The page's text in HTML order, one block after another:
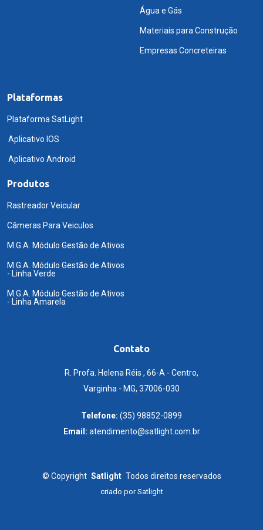
Água e Gás
Materiais para Construção
Empresas Concreteiras
Plataformas
Plataforma SatLight
Aplicativo IOS
Aplicativo Android
Produtos
Rastreador Veicular
Câmeras Para Veiculos
M.G.A. Módulo Gestão de Ativos
M.G.A. Módulo Gestão de Ativos
- Linha Verde
M.G.A. Módulo Gestão de Ativos
- Linha Amarela
Contato
R. Profa. Helena Réis , 66-A - Centro,
Varginha - MG, 37006-030
Telefone: (35) 98852-0899
Email: atendimento@satlight.com.br
© Copyright Satlight Todos direitos reservados
criado porSatlight